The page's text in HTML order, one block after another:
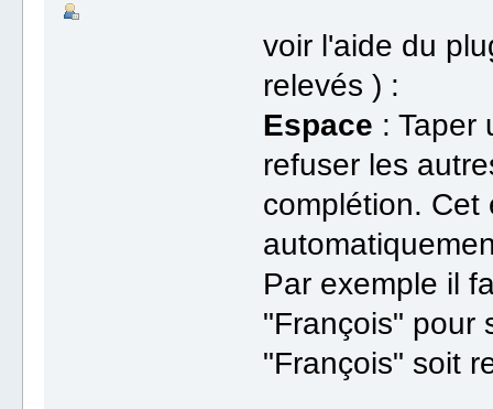
voir l'aide du
relevés ) :
Espace : Taper
refuser les
complétion. Cet
Par exemple il
"François" pour
"François" soit